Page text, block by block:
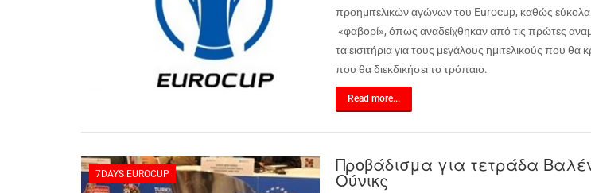
προημιτελικών αγώνων του Eurocup, καθώς
«φαβορί», όπως αναδείχθηκαν από τις πρώτες
τα εισιτήρια για τους μεγάλους ημιτελικούς που θα
που θα διεκδικήσει το τρόπαιο.
Read more...
7DAYS EUROCUP Προβάδισμα για τετράδα
Ούνικς